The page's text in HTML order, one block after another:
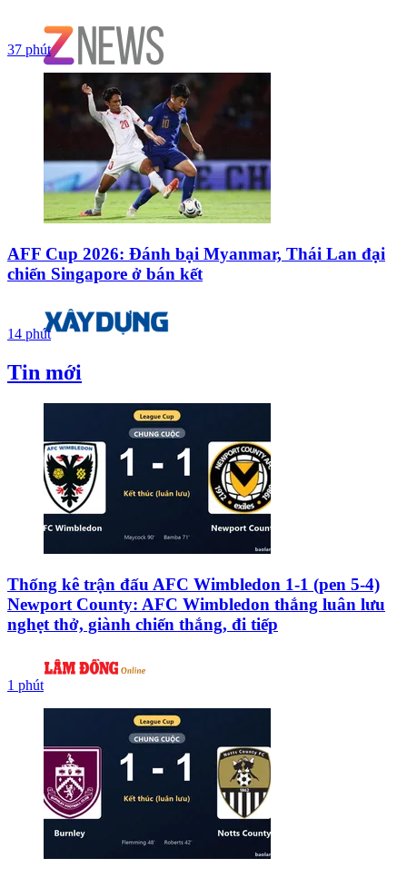
37 phút
AFF Cup 2026: Đánh bại Myanmar, Thái Lan đại
chiến Singapore ở bán kết
14 phút
Tin mới
Thống kê trận đấu AFC Wimbledon 1-1 (pen 5-4)
Newport County: AFC Wimbledon thắng luân lưu
nghẹt thở, giành chiến thắng, đi tiếp
1 phút